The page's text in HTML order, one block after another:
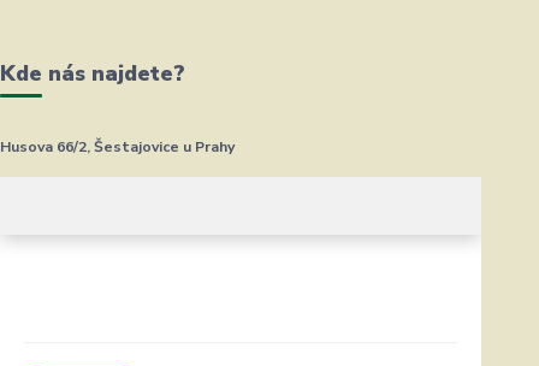
Kde nás najdete?
Husova 66/2, Šestajovice u Prahy